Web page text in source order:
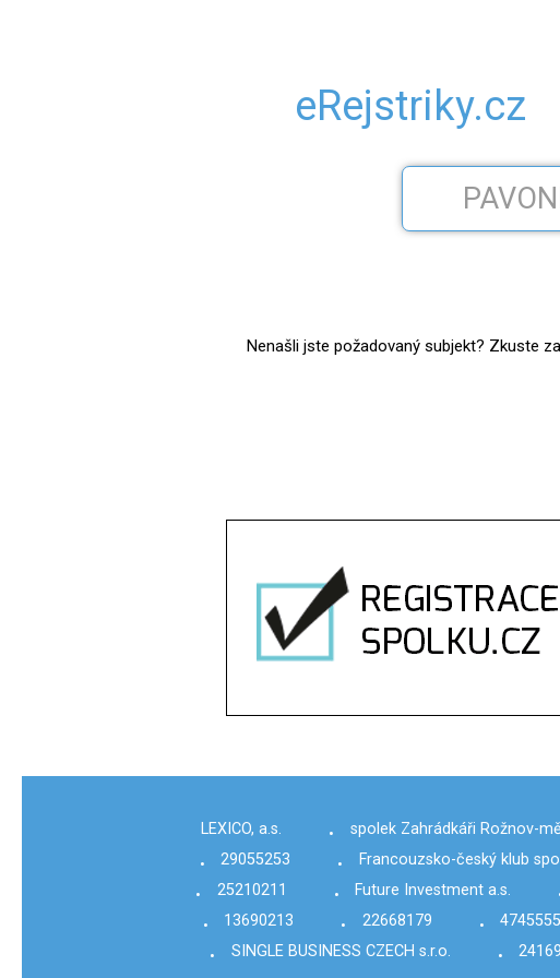
eRejstriky.cz
Nenašli jste požadovaný subjekt? Zkuste
LEXICO, a.s. • spolek Zahrádkáři Rožnov-
•
29055253 • Francouzsko-český klub
•
25210211 • Future Investment a.s.
•
13690213 • 22668179 •
•
SINGLE BUSINESS CZECH s.r.o. •